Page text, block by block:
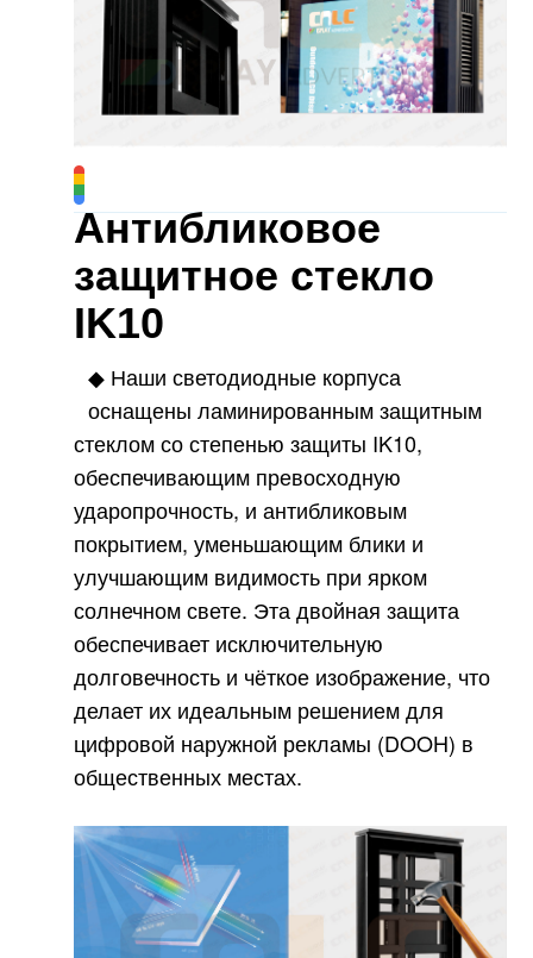
Антибликовое
защитное стекло
IK10
◆ Наши светодиодные корпуса
оснащены ламинированным защитным
стеклом со степенью защиты IK10,
обеспечивающим превосходную
ударопрочность, и антибликовым
покрытием, уменьшающим блики и
улучшающим видимость при ярком
солнечном свете. Эта двойная защита
обеспечивает исключительную
долговечность и чёткое изображение, что
делает их идеальным решением для
цифровой наружной рекламы (DOOH) в
общественных местах.